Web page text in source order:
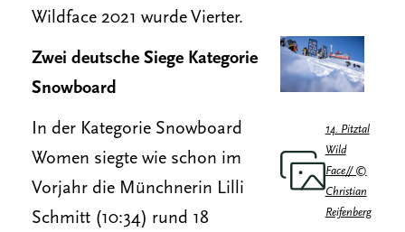
Wildface 2021 wurde Vierter.
Zwei deutsche Siege Kategorie
Snowboard
In der Kategorie Snowboard
Women siegte wie schon im
Vorjahr die Münchnerin Lilli
Schmitt (10:34) rund 18
14. Pitztal
Wild
Face// ©
Christian
Reifenberg